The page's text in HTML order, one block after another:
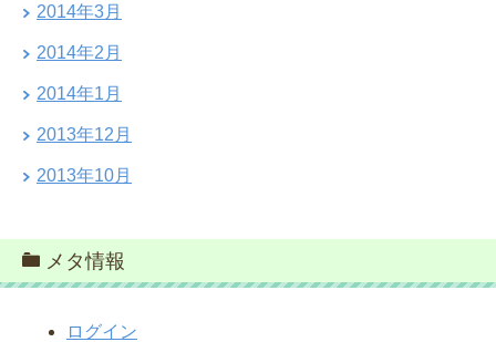
2014年3月
2014年2月
2014年1月
2013年12月
2013年10月
メタ情報
ログイン